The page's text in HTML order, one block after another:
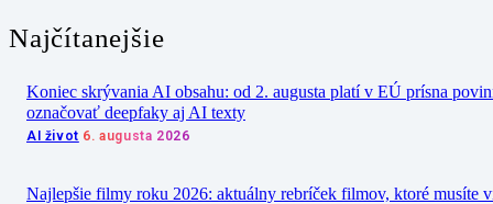
Najčítanejšie
Koniec skrývania AI obsahu: od 2. augusta platí v EÚ prísna
označovať deepfaky aj AI texty
AI život 6. augusta 2026
Najlepšie filmy roku 2026: aktuálny rebríček filmov, ktoré musíte